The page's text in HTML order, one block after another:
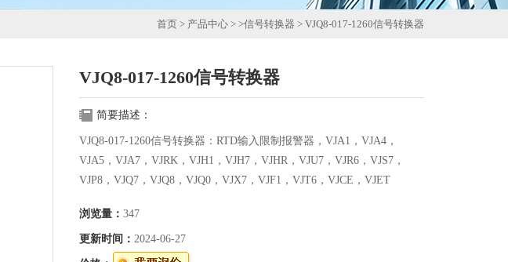
首页 > 产品中心 > >信号转换器 > VJQ8-017-1260信号转换器
VJQ8-017-1260信号转换器
简要描述：
VJQ8-017-1260信号转换器：RTD输入限制报警器，VJA1，VJA4，
VJA5，VJA7，VJRK，VJH1，VJH7，VJHR，VJU7，VJR6，VJS7，
VJP8，VJQ7，VJQ8，VJQ0，VJX7，VJF1，VJT6，VJCE，VJET
浏览量： 347
更新时间： 2024-06-27